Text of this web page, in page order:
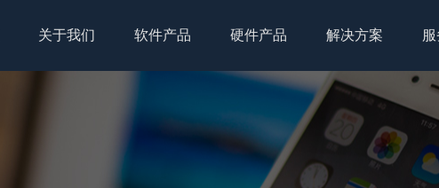
关于我们 软件产品 硬件产品 解决方案